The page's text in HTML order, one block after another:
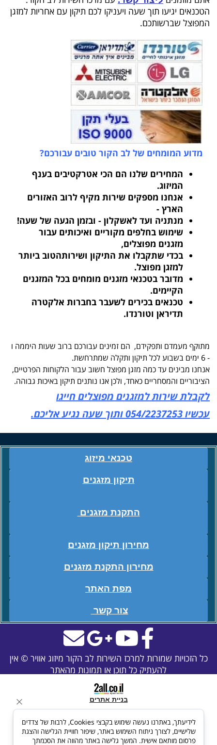
הטכנאים יגיעו תוך שעה ויעניקו לכם תיקון עם אחריות למזגן
המפוצל שברשותכם.
מדוע המומחים של לב הקור טובים עבורכם?
המחירים שלנו הם הכי אטרקטיבים בענף
המיזוג.
אנחנו מספקים שירות מקיף לרוב האזורים
הארץ -
מנתניה ועד לאשקלון - ובזמן הגעה של שעה!
שימוש בחלפים מקוריים ואיכותים עבור
מזגנים מפוצלים,
בכדי שתקבלו את התיקון ושירותהטוב ביותר
למזגן מפוצל.
מדובר בטכנאי מזגנים מומחים בכל המזגנים
הקיימים.
טכנאים בכירים לשעבר בחברות אלקטרה
תדיראן וטורנדו.
מתוקף מעמדם ותפקידם, הם זמינים עבורכם ברוב שעות היממה ו
- 6 ימים בשבוע לכל תיקון ותקלה שמתרחשת.
אנחנו מבינים עד כמה מזגן מפוצל חשוב עבור הלקוחות הפרטיים,
הציבוריים והמסחריים כאחד, ולכן אנו נותנים תיקון באיכות גבוהה.
לקבלת שירות למזגנים מפוצלים חייגו
עכשיו054/2237253 ו תוך שעה נגיע אליכם.
טכנאי מיזוג
תיקון מזגנים
התקנת מזגנים
מחירון תיקון מזגנים
מחירון התקנת מזגנים
מפת האתר
צור קשר
כל הזכויות שמורות למרכז השירות לב הקור מיזוג אוויר © אין
להעתיק כל תוכן או תמונות מהאתר
בניית אתרים
לידיעתך, באתרנו נעשה שימוש בקבצי Cookies, לרבות של צדדים
שלישיים, לצורך ניתוח השימוש באתר, שיפור חוויית הגלישה והצגת
פרסום מותאם אישית. המשך גלישה באתר מהווה את הסכמתך